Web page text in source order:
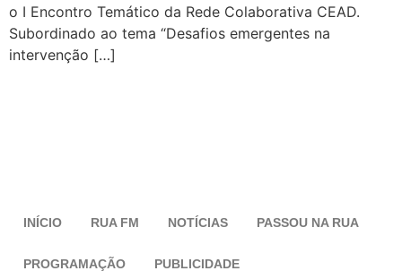
o I Encontro Temático da Rede Colaborativa CEAD.
Subordinado ao tema “Desafios emergentes na
intervenção […]
INÍCIO RUA FM NOTÍCIAS PASSOU NA RUA
PROGRAMAÇÃO PUBLICIDADE